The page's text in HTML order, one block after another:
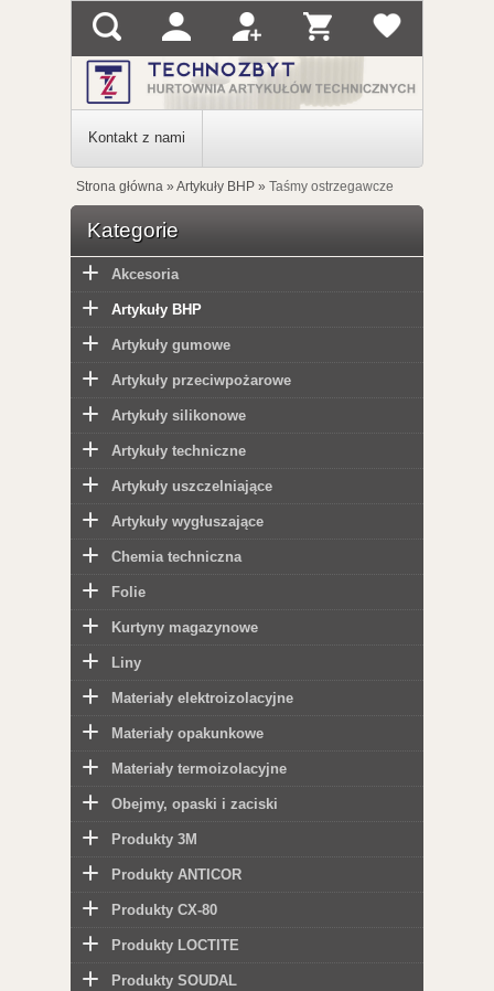
Kontakt z nami
Strona główna » Artykuły BHP » Taśmy ostrzegawcze
Kategorie
Akcesoria
Artykuły BHP
Artykuły gumowe
Artykuły przeciwpożarowe
Artykuły silikonowe
Artykuły techniczne
Artykuły uszczelniające
Artykuły wygłuszające
Chemia techniczna
Folie
Kurtyny magazynowe
Liny
Materiały elektroizolacyjne
Materiały opakunkowe
Materiały termoizolacyjne
Obejmy, opaski i zaciski
Produkty 3M
Produkty ANTICOR
Produkty CX-80
Produkty LOCTITE
Produkty SOUDAL